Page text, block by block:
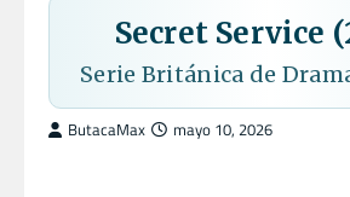
Secret Service
Serie Británica de
ButacaMax mayo 10, 2026